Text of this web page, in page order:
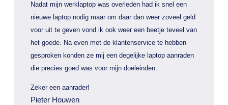
Nadat mijn werklaptop was overleden had ik snel een
nieuwe laptop nodig maar om daar dan weer zoveel geld
voor uit te geven vond ik ook weer een beetje teveel van
het goede. Na even met de klantenservice te hebben
gesproken konden ze mij een degelijke laptop aanraden
die precies goed was voor mijn doeleinden.
Zeker een aanrader!
Pieter Houwen